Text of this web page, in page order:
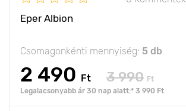
Eper Albion
Csomagonkénti mennyiség: 5 db
2 490 Ft 3 990 Ft
Legalacsonyabb ár 30 nap alatt:* 3 990 Ft